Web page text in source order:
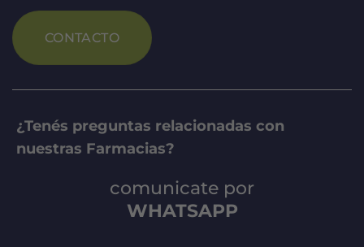
CONTACTO
¿Tenés preguntas relacionadas con
nuestras Farmacias?
comunicate por
WHATSAPP